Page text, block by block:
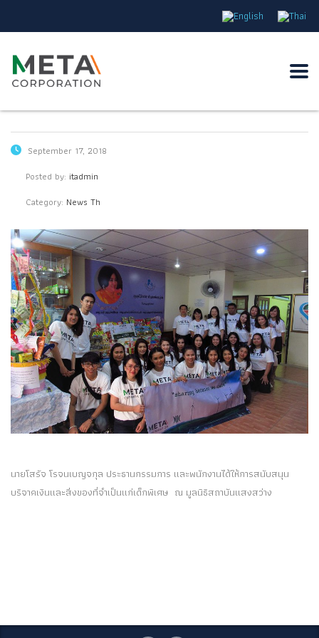
September 17, 2018
Posted by: itadmin
Category: News Th
นายโสรัจ โรจนเบญจกุล ประธานกรรมการ และพนักงานได้ให้การสนับสนุน
บริจาคเงินและสิ่งของที่จำเป็นแก่เด็กพิเศษ ณ มูลนิธิสถาบันแสงสว่าง